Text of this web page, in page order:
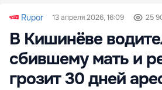
Rupor 13 апреля 2026, 16:09 25
В Кишинёве
сбившему мать и
грозит 30 дней